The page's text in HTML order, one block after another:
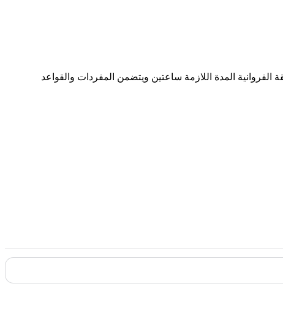
عدد اوراق هذا الملف 10 اوراق وهو تابع للادارة العامة لمنطقة الفروانية المدة اللازمة ساعتين ويتضمن المفردات والقواعد